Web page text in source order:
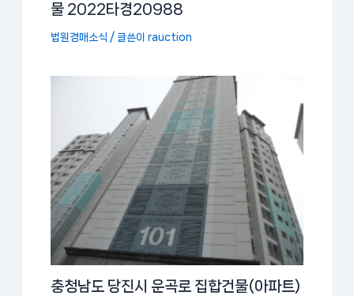
물 2022타경20988
법원경매소식 / 글쓴이rauction
충청남도 당진시 운곡로 집합건물(아파트)